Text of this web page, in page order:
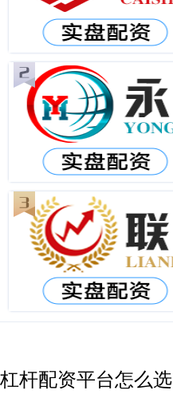
杠杆配资平台怎么选